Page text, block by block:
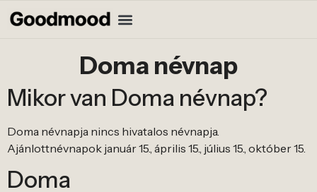
Doma névnap
Mikor van Doma névnap?
Doma névnapja nincs hivatalos névnapja.
Ajánlottnévnapok január 15., április 15., július 15., október 15.
Doma